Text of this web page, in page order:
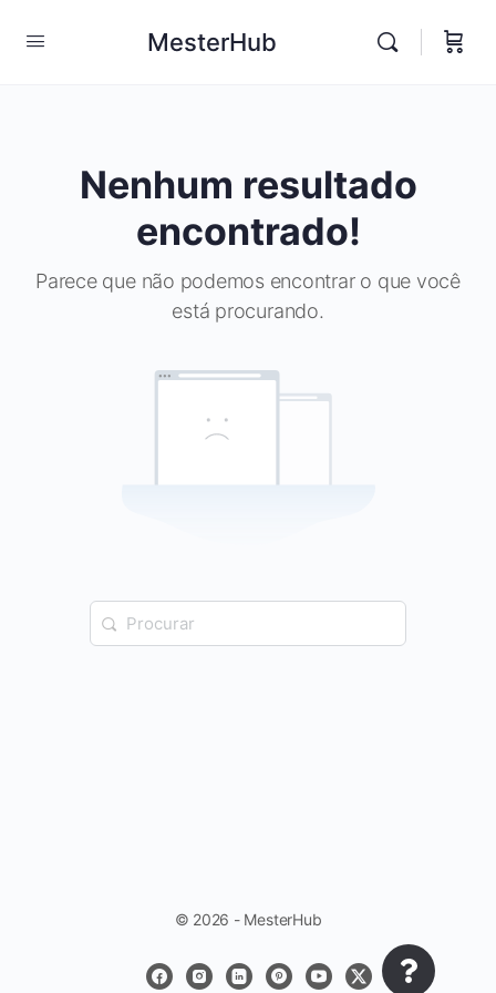
MesterHub
Nenhum resultado
encontrado!
Parece que não podemos encontrar o que você
está procurando.
© 2026 - MesterHub